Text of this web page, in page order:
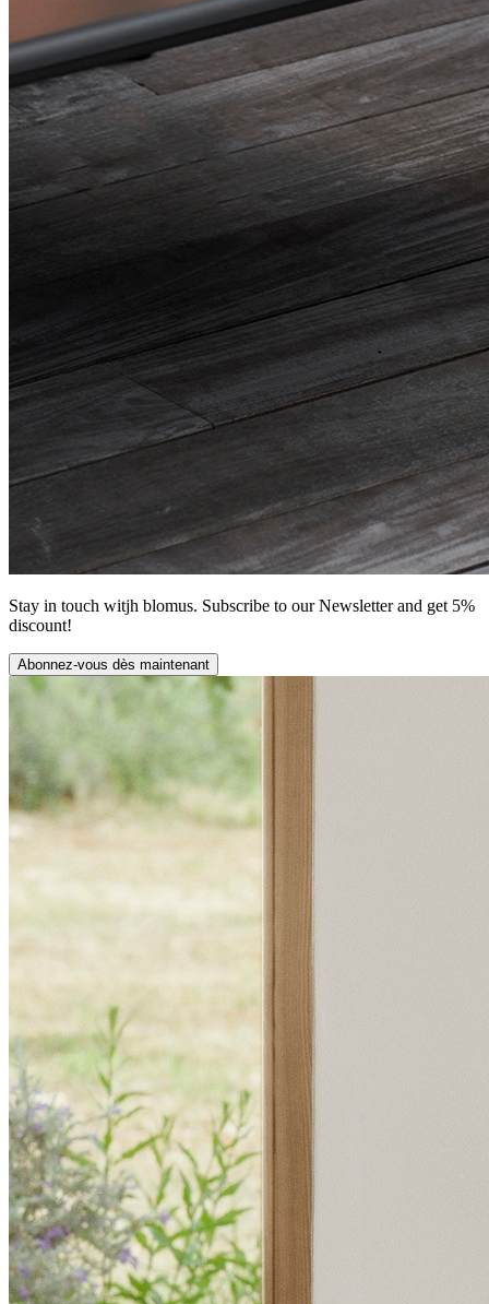
Stay in touch witjh blomus. Subscribe to our Newsletter and get 5%
discount!
Abonnez-vous dès maintenant